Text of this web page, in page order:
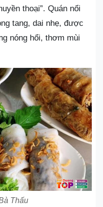
thoại”. Quán nổi
tang, dai nhẹ, được
nóng hổi, thơm mùi
Thấu